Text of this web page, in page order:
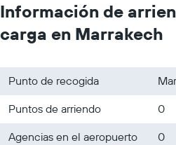
Información de
carga en Marrakech
Punto de recogida
Puntos de arriendo
0
Agencias en el aeropuerto
0